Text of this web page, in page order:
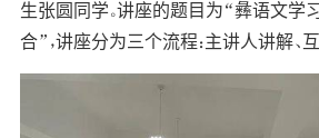
生张圆同学。讲座的题目为“彝语文学
合”，讲座分为三个流程：主讲人讲解、互